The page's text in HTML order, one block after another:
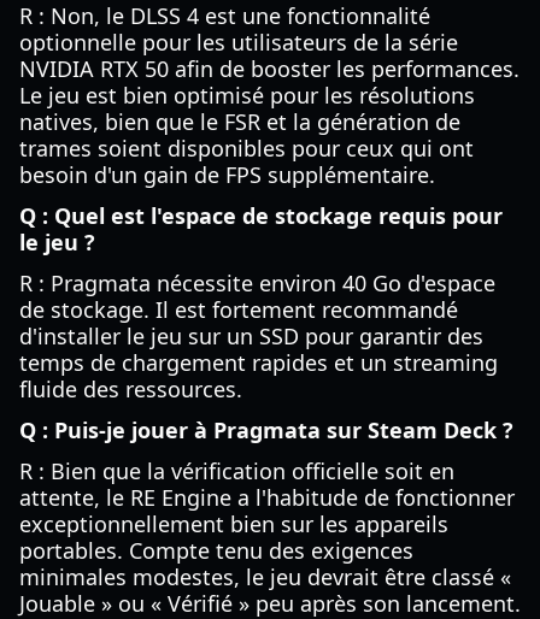
R : Non, le DLSS 4 est une fonctionnalité
optionnelle pour les utilisateurs de la série
NVIDIA RTX 50 afin de booster les performances.
Le jeu est bien optimisé pour les résolutions
natives, bien que le FSR et la génération de
trames soient disponibles pour ceux qui ont
besoin d'un gain de FPS supplémentaire.
Q : Quel est l'espace de stockage requis pour
le jeu ?
R : Pragmata nécessite environ 40 Go d'espace
de stockage. Il est fortement recommandé
d'installer le jeu sur un SSD pour garantir des
temps de chargement rapides et un streaming
fluide des ressources.
Q : Puis-je jouer à Pragmata sur Steam Deck ?
R : Bien que la vérification officielle soit en
attente, le RE Engine a l'habitude de fonctionner
exceptionnellement bien sur les appareils
portables. Compte tenu des exigences
minimales modestes, le jeu devrait être classé «
Jouable » ou « Vérifié » peu après son lancement.